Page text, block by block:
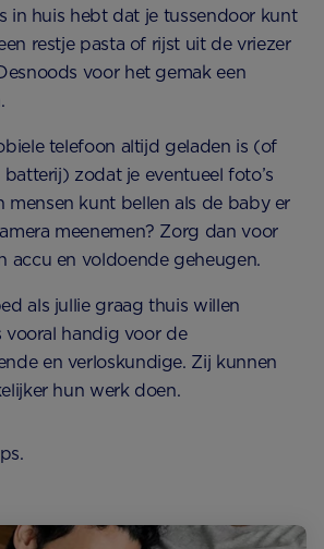
in huis hebt dat je tussendoor kunt
restje pasta of rijst uit de vriezer
voor het gemak een
telefoon altijd geladen is (of
zodat je eventueel foto’s
mensen kunt bellen als de baby er
meenemen? Zorg dan voor
accu en voldoende geheugen.
als jullie graag thuis willen
vooral handig voor de
en verloskundige. Zij kunnen
hun werk doen.